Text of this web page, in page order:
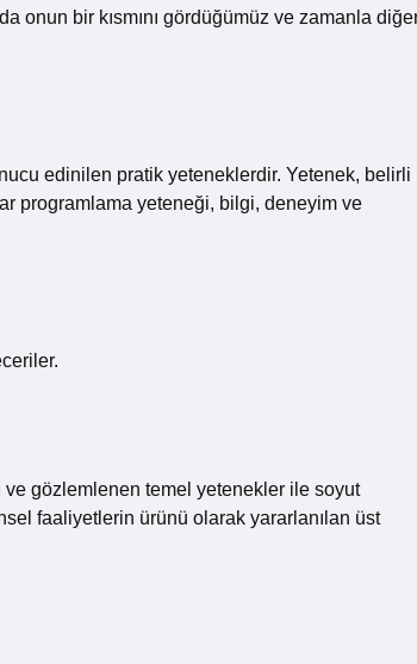
onun bir kısmını gördüğümüz ve zamanla
edinilen pratik yeteneklerdir. Yetenek, belirli
programlama yeteneği, bilgi, deneyim ve
gözlemlenen temel yetenekler ile soyut
faaliyetlerin ürünü olarak yararlanılan üst